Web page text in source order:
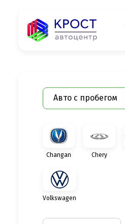
Авто с пробегом
Changan Chery
Volkswagen